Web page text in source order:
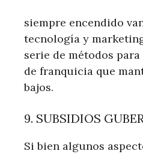
siempre encendido
tecnología y
serie de métodos
de franquicia que
bajos.
9. SUBSIDIOS
Si bien algunos